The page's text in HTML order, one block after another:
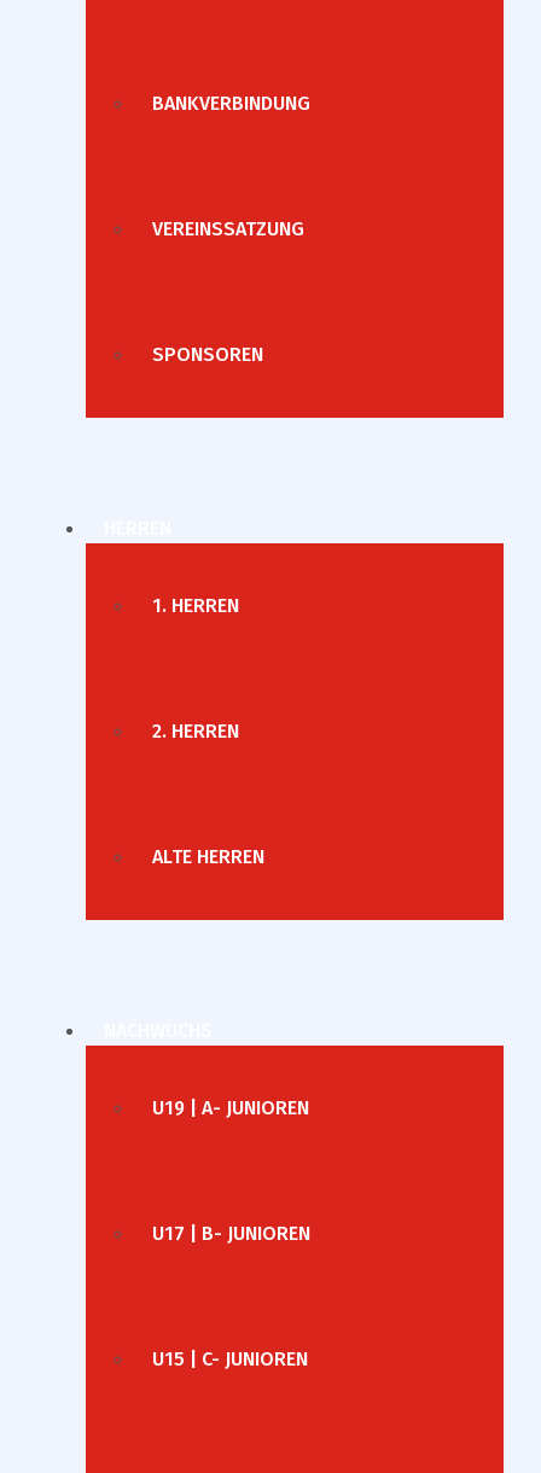
BANKVERBINDUNG
VEREINSSATZUNG
SPONSOREN
1. HERREN
2. HERREN
ALTE HERREN
U19 | A- JUNIOREN
U17 | B- JUNIOREN
U15 | C- JUNIOREN